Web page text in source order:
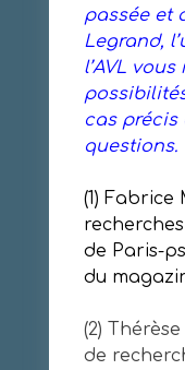
passée et
Legrand,
l’AVL
cas précis
questions.
(1)
de Paris-
du
(2)
de